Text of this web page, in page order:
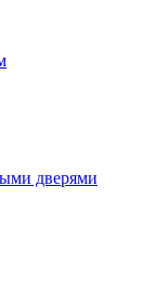
дверями